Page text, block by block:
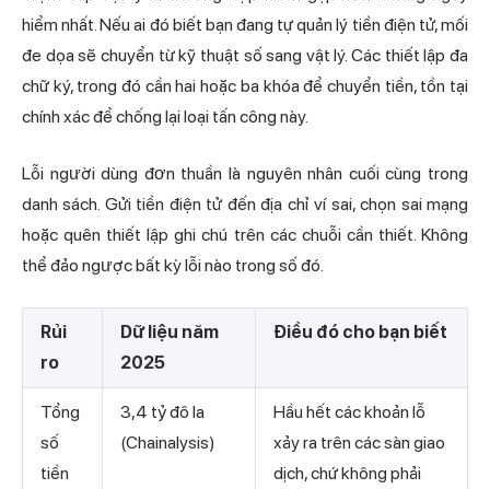
hiểm nhất. Nếu ai đó biết bạn đang tự quản lý tiền điện tử, mối
đe dọa sẽ chuyển từ kỹ thuật số sang vật lý. Các thiết lập đa
chữ ký, trong đó cần hai hoặc ba khóa để chuyển tiền, tồn tại
chính xác để chống lại loại tấn công này.
Lỗi người dùng đơn thuần là nguyên nhân cuối cùng trong
danh sách. Gửi tiền điện tử đến địa chỉ ví sai, chọn sai mạng
hoặc quên thiết lập ghi chú trên các chuỗi cần thiết. Không
thể đảo ngược bất kỳ lỗi nào trong số đó.
Rủi
ro
Dữ liệu năm
2025
Điều đó cho bạn biết
Tổng
số
tiền
3,4 tỷ đô la
(Chainalysis)
Hầu hết các khoản lỗ
xảy ra trên các sàn giao
dịch, chứ không phải